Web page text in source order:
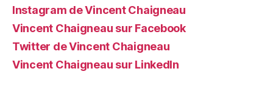
Instagram de Vincent Chaigneau
Vincent Chaigneau sur Facebook
Twitter de Vincent Chaigneau
Vincent Chaigneau sur LinkedIn